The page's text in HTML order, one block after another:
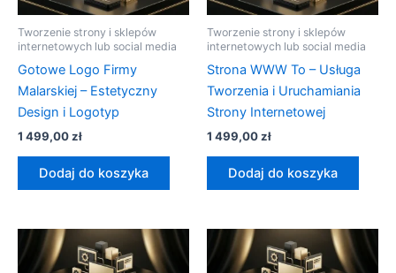
Tworzenie strony i sklepów
internetowych lub social media
Gotowe Logo Firmy
Malarskiej – Estetyczny
Design i Logotyp
1 499,00zł
Dodaj do koszyka
Tworzenie strony i sklepów
internetowych lub social media
Strona WWW To – Usługa
Tworzenia i Uruchamiania
Strony Internetowej
1 499,00zł
Dodaj do koszyka